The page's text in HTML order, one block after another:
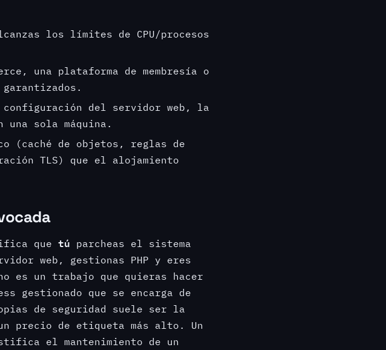
los límites de CPU/procesos
una plataforma de membresía o
garantizados.
del servidor web, la
sola máquina.
(caché de objetos, reglas de
TLS) que el alojamiento
que tú parcheas el sistema
web, gestionas PHP y eres
es un trabajo que quieras hacer
gestionado que se encarga de
de seguridad suele ser la
precio de etiqueta más alto. Un
el mantenimiento de un